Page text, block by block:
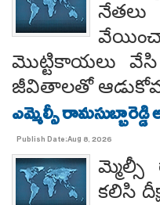
నేతలు
మొట్టికాయలు వేసి
జీవితాలతో
ఎమ్మెల్సీ రామసుబ్బారెడ్డి
Publish Date:Aug 8, 2026
మ్మెల్సీ
కలిసి